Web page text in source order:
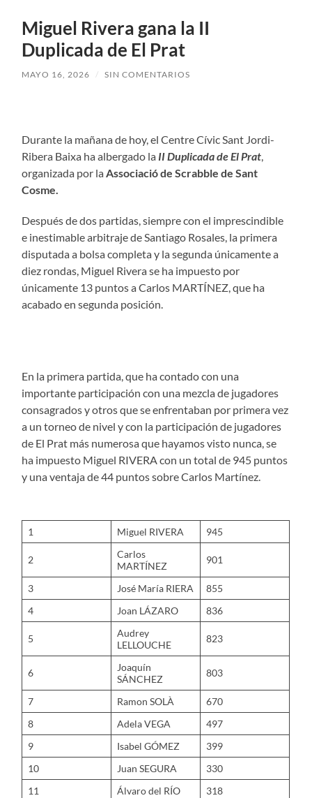
Miguel Rivera gana la II
Duplicada de El Prat
MAYO 16, 2026 / SIN COMENTARIOS
Durante la mañana de hoy, el Centre Cívic Sant Jordi-
Ribera Baixa ha albergado la II Duplicada de El Prat,
organizada por laAssociació de Scrabble de Sant
Cosme.
Después de dos partidas, siempre con el imprescindible
e inestimable arbitraje de Santiago Rosales, la primera
disputada a bolsa completa y la segunda únicamente a
diez rondas, Miguel Rivera se ha impuesto por
únicamente 13 puntos a Carlos MARTÍNEZ, que ha
acabado en segunda posición.
En la primera partida, que ha contado con una
importante participación con una mezcla de jugadores
consagrados y otros que se enfrentaban por primera vez
a un torneo de nivel y con la participación de jugadores
de El Prat más numerosa que hayamos visto nunca, se
ha impuesto Miguel RIVERA con un total de 945 puntos
y una ventaja de 44 puntos sobre Carlos Martínez.
1 Miguel RIVERA 945
2
Carlos
MARTÍNEZ
901
3 José María RIERA
855
4
Joan LÁZARO 836
5
Audrey
LELLOUCHE
823
6
Joaquín
SÁNCHEZ
803
7 Ramon SOLÀ
670
8
Adela VEGA
497
9
Isabel GÓMEZ
399
10
Juan SEGURA
330
11
Álvaro del RÍO 318